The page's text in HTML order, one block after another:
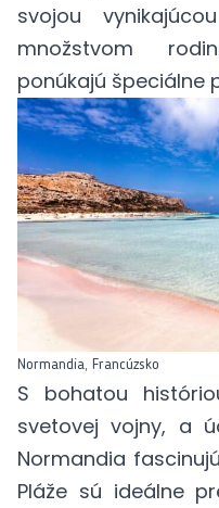
svojou
množstvom
ponúkajú špeciálne
Normandia, Francúzsko
S bohatou
svetovej vojny, a
Normandia
Pláže sú ideálne